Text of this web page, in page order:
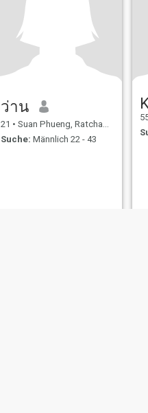
ว่าน
21 • Suan Phueng, Ratchaburi, Thailand
Suche: Männlich 22 - 43